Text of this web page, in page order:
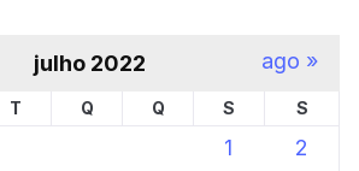
julho 2022
T Q Q S S
1
2
ago »